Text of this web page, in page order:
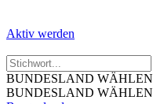
Aktiv werden
BUNDESLAND WÄHLEN
BUNDESLAND WÄHLEN